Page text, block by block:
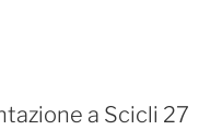
a Scicli 27